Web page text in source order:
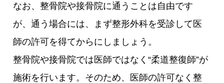
なお、整骨院や接骨院に通うことは自由です
が、通う場合には、まず整形外科を受診して医
師の許可を得てからにしましょう。
整骨院や接骨院では医師ではなく“柔道整復師”が
施術を行います。そのため、医師の許可なく整